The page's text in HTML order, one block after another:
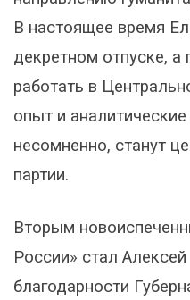
В настоящее время
декретном отпуске,
работать в
опыт и
несомненно, станут
партии.
Вторым
России» стал
благодарности